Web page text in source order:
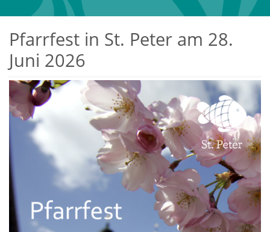
Pfarrfest in St. Peter am 28.
Juni 2026